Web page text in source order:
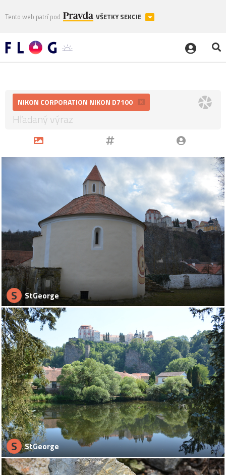
Tento web patrí pod VŠETKY SEKCIE
NIKON CORPORATION NIKON D7100
S StGeorge
S StGeorge